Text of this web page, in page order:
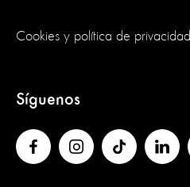
Cookies y política de privacidad
Síguenos